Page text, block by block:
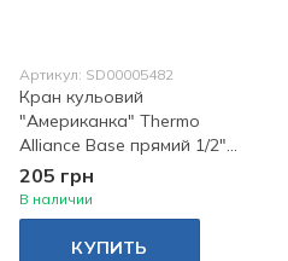
Артикул: SD00005482
Кран кульовий
"Американка" Thermo
Alliance Base прямий 1/2"
ВЗ SD221W15
205 грн
В наличии
КУПИТЬ